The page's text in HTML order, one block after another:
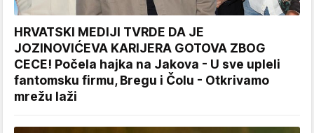
HRVATSKI MEDIJI TVRDE DA JE
JOZINOVIĆEVA KARIJERA GOTOVA ZBOG
CECE! Počela hajka na Jakova - U sve upleli
fantomsku firmu, Bregu i Čolu - Otkrivamo
mrežu laži